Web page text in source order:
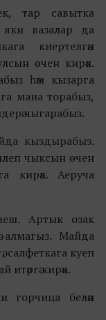
тар савытка
яки вазалар да
киертелгән
өчен кирәк.
һәм кызарга
мана торабыз,
чыгарабыз.
кыздырабыз.
чыксын өчен
кирәк. Аеруча
Артык озак
Майда
салфеткага куеп
кирәк.
горчица белән